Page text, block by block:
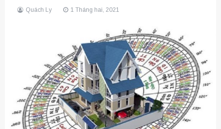
Quách Ly 1 Tháng hai, 2021